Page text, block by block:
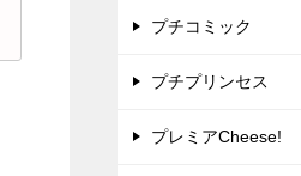
プチコミック
プチプリンセス
プレミアCheese!